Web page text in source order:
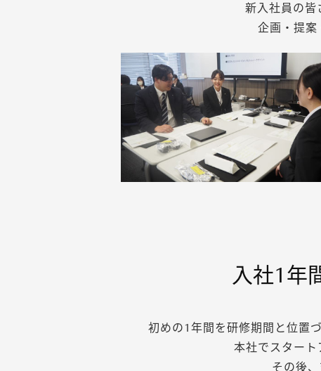
新入社員の皆
企画・提案
入社1年
初めの1年間を研修期間と位置
本社でスタート
その後、